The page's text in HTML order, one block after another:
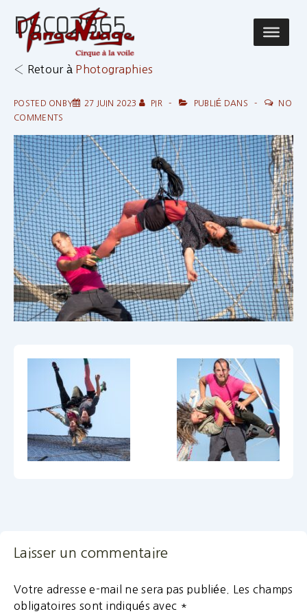
passer
principal
Main
DSC02865
‹ Retour à Photographies
POSTED ONBY 27 JUIN 2023 PIR PUBLIÉ DANS
NO
COMMENTS
Laisser un commentaire
Votre adresse e-mail ne sera pas publiée.
Les champs
obligatoires sont indiqués avec *